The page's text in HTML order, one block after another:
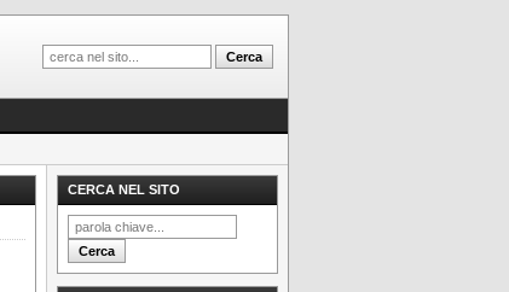
CERCA NEL SITO